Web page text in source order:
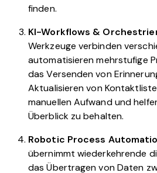
finden.
KI-Workflows &
Werkzeuge verbinden
automatisieren mehrstufige
das Versenden von
Aktualisieren von
manuellen Aufwand und
Überblick zu behalten.
Robotic Process
übernimmt wiederkehrende
das Übertragen von Daten